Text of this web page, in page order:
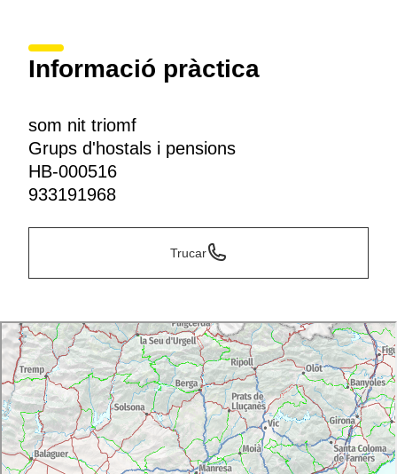
Informació pràctica
som nit triomf
Grups d'hostals i pensions
HB-000516
933191968
Trucar